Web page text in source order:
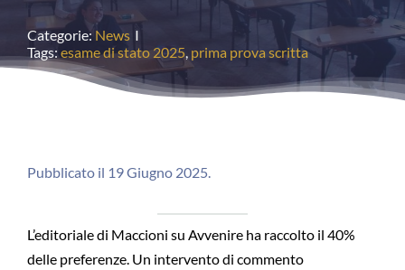
Concorsi
Pubblicazioni
Categorie: News I
Tags: esame di stato 2025, prima prova scritta
Pubblicato il 19 Giugno 2025.
L’editoriale di Maccioni su Avvenire ha raccolto il 40%
delle preferenze. Un intervento di commento